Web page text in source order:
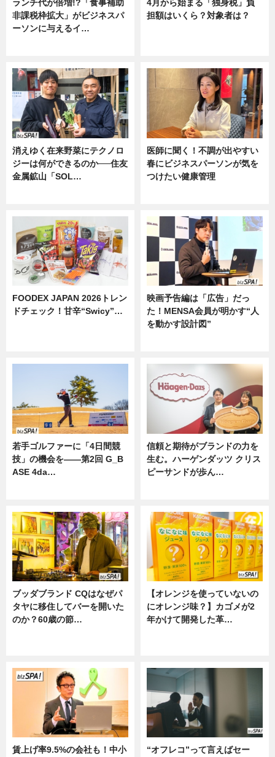
ランチ代が倍増!?「食事補助
非課税枠拡大」がビジネスパ
ーソンに与えるイ…
4月から始まる「独身税」負
担額はいくら？対象者は？
消えゆく在来野菜にテクノロ
ジーは何ができるのか──住友
金属鉱山「SOL…
医師に聞く！不調が出やすい
春にビジネスパーソンが気を
つけたい健康管理
FOODEX JAPAN 2026トレン
ドチェック！甘辛“Swicy”…
映画予告編は「広告」だっ
た！MENSA会員が明かす“人
を動かす設計図”
若手ゴルファーに「4日間競
技」の機会を——第2回 G_B
ASE 4da…
信頼と期待がブランドの力を
生む。ハーゲンダッツ クリス
ピーサンドが歩ん…
ブッダブランド CQはなぜパ
タヤに移住してバーを開いた
のか？60歳の節…
【オレンジを使っていないの
にオレンジ味？】カゴメが2
年かけて開発した革…
賃上げ率9.5%の会社も！中小
“オフレコ”って言えばセー